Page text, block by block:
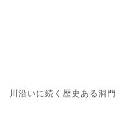
川沿いに続く歴史ある洞門